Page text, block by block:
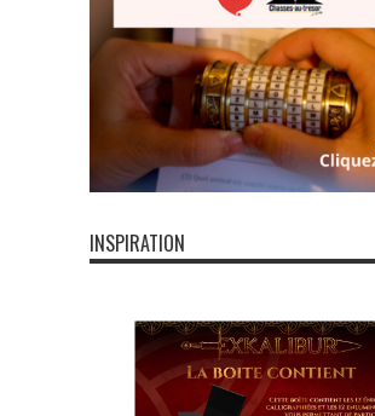
INSPIRATION